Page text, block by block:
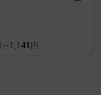
いるという松本伊代さん
、周囲の祝福を経
1,141円